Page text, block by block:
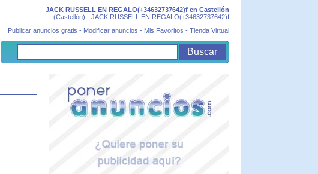
JACK RUSSELL EN REGALO(+34632737642)f en Castellón
(Castellón) - JACK RUSSELL EN REGALO(+34632737642)f
Publicar anuncios gratis - Modificar anuncios - Mis Favoritos - Tienda Virtual